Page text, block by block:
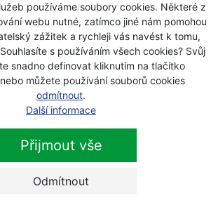
používáme soubory cookies. Některé z
webu nutné, zatímco jiné nám pomohou
zážitek a rychleji vás navést k tomu,
s používáním všech cookies? Svůj
snadno definovat kliknutím na tlačítko
nebo můžete používání souborů cookies
odmítnout.
Další informace
Přijmout vše
Odmítnout
Skladem
175 Kč
159 Kč s DPH
Aspen 4T pro čtyřtaktní motory 5l
palivo
Skladem
599 Kč s DPH